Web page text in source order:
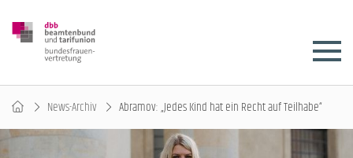
News-Archiv Abramov: „Jedes Kind hat ein Recht auf Teilhabe“